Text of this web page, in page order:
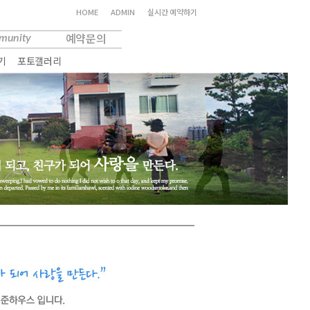
HOME ADMIN 실시간 예약하기
포토갤러리
예약문의
Yo!Q&A